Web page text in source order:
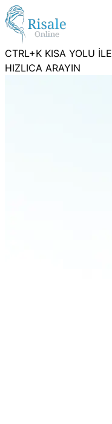
CTRL+K KISA YOLU İLE
HIZLICA ARAYIN